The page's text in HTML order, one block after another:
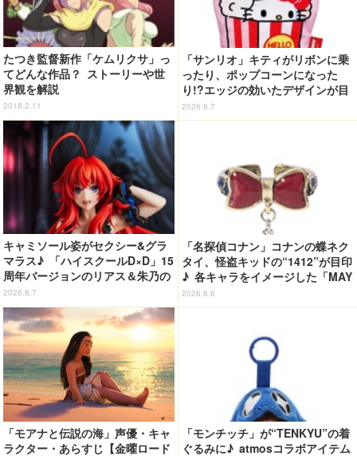
たつき監督新作「ケムリクサ」っ
てどんな作品？ ストーリーや世
界観を解説
2018.2.11
「サンリオ」キティがリボンに乗
ったり、ポップコーンになった
り!?エッジの効いたデザインが目
を引く♪ トートバッグやポーチが
登場
2026.8.7
キャミソール姿がセクシー&グラ
マラス♪ 「ハイスクールD×D」15
周年バージョンのリアス＆朱乃の
フィギュアがリニューアルパッケ
ージで登場！
2026.8.7
「名探偵コナン」コナンの蝶ネク
タイ、怪盗キッドの“1412”が目印
♪ 各キャラをイメージした「MAY
LA」リングセットがセール中
2026.8.6
「モアナと伝説の海」声優・キャ
ラクター・あらすじ【金曜ロード
「モンチッチ」が“TENKYU”の着
ぐるみに♪ atmosコラボアイテム